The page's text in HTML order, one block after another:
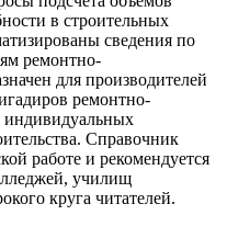
в строительных
сведения по
ремонтно-
для производителей
ремонтно-
индивидуальных
Справочник
работе и рекомендуется
училищ
круга читателей.